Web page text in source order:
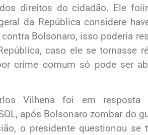
direitos do cidadão. Ele
da República considere
Bolsonaro, isso poderia
caso ele se tornasse
crime comum só pode ser
Vilhena foi em resposta
após Bolsonaro zombar do
o presidente questionou se